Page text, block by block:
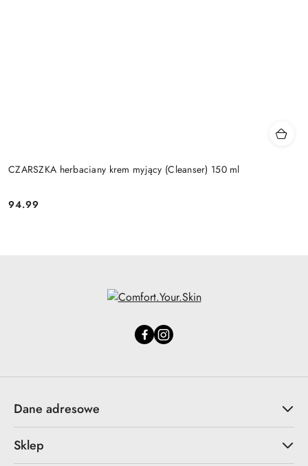
CZARSZKA herbaciany krem myjący (Cleanser) 150 ml
Cena:
94.99
Dane adresowe
Sklep